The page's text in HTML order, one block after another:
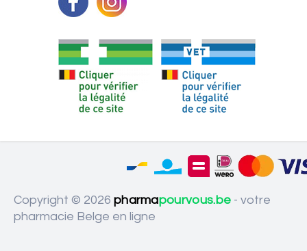
Copyright © 2026 pharmapourvous.be - votre
pharmacie Belge en ligne